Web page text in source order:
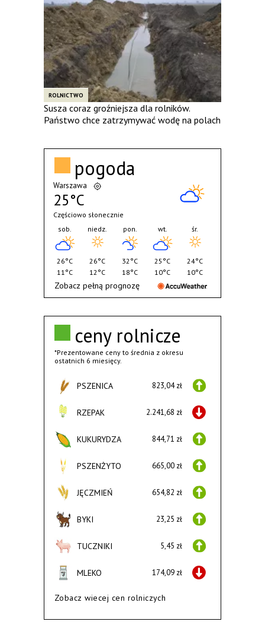
ROLNICTWO
Susza coraz groźniejsza dla rolników.
Państwo chce zatrzymywać wodę na polach
ceny rolnicze
*Prezentowane ceny to średnia z okresu
ostatnich 6 miesięcy.
PSZENICA 823,04 zł
RZEPAK 2.241,68 zł
KUKURYDZA 844,71 zł
PSZENŻYTO 665,00 zł
JĘCZMIEŃ 654,82 zł
BYKI 23,25 zł
TUCZNIKI 5,45 zł
MLEKO 174,09 zł
Zobacz wiecej cen rolniczych
pogoda
Warszawa
25°C
Częściowo słonecznie
sob.
26°C
11°C
niedz.
26°C
12°C
pon.
32°C
18°C
wt.
25°C
10°C
śr.
24°C
10°C
Zobacz pełną prognozę